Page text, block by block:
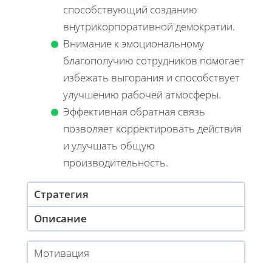
способствующий созданию
внутрикорпоративной демократии.
Внимание к эмоциональному
благополучию сотрудников помогает
избежать выгорания и способствует
улучшению рабочей атмосферы.
Эффективная обратная связь
позволяет корректировать действия
и улучшать общую
производительность.
Стратегия
Описание
Мотивация